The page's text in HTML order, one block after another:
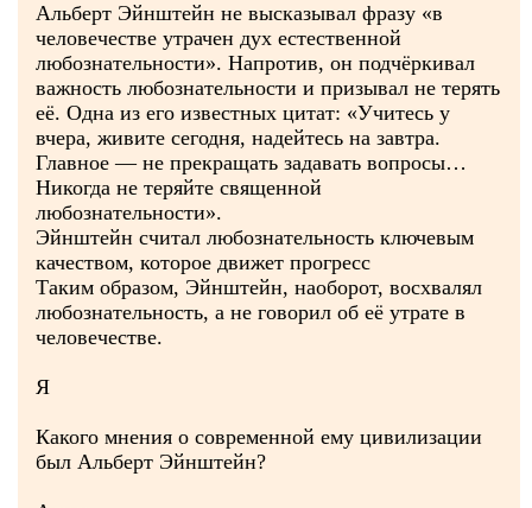
Альберт Эйнштейн не высказывал фразу «в
человечестве утрачен дух естественной
любознательности». Напротив, он подчёркивал
важность любознательности и призывал не терять
её. Одна из его известных цитат: «Учитесь у
вчера, живите сегодня, надейтесь на завтра.
Главное — не прекращать задавать вопросы…
Никогда не теряйте священной
любознательности».
Эйнштейн считал любознательность ключевым
качеством, которое движет прогресс
Таким образом, Эйнштейн, наоборот, восхвалял
любознательность, а не говорил об её утрате в
человечестве.
Я
Какого мнения о современной ему цивилизации
был Альберт Эйнштейн?